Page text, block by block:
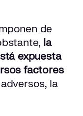
de
la
expuesta
factores
la